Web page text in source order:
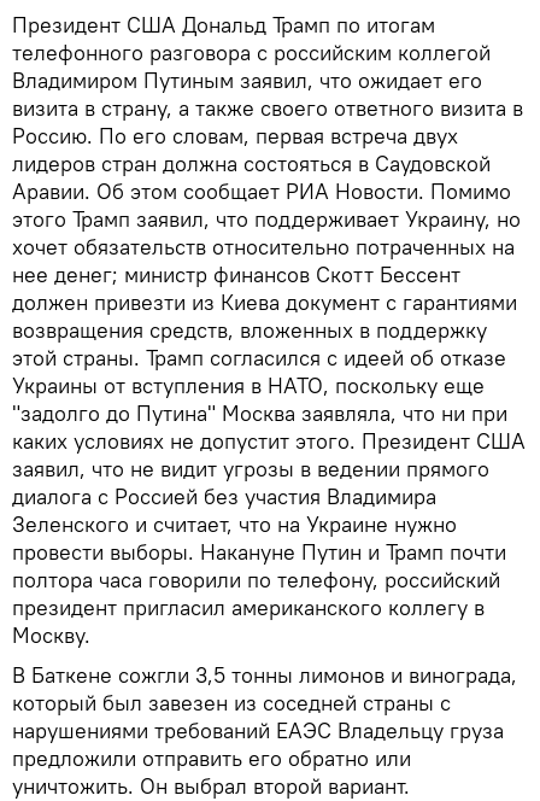
Президент США Дональд Трамп по итогам
телефонного разговора с российским коллегой
Владимиром Путиным заявил, что ожидает его
визита в страну, а также своего ответного визита в
Россию. По его словам, первая встреча двух
лидеров стран должна состояться в Саудовской
Аравии. Об этом сообщает РИА Новости. Помимо
этого Трамп заявил, что поддерживает Украину, но
хочет обязательств относительно потраченных на
нее денег; министр финансов Скотт Бессент
должен привезти из Киева документ с гарантиями
возвращения средств, вложенных в поддержку
этой страны. Трамп согласился с идеей об отказе
Украины от вступления в НАТО, поскольку еще
"задолго до Путина" Москва заявляла, что ни при
каких условиях не допустит этого. Президент США
заявил, что не видит угрозы в ведении прямого
диалога с Россией без участия Владимира
Зеленского и считает, что на Украине нужно
провести выборы. Накануне Путин и Трамп почти
полтора часа говорили по телефону, российский
президент пригласил американского коллегу в
Москву.
В Баткене сожгли 3,5 тонны лимонов и винограда,
который был завезен из соседней страны с
нарушениями требований ЕАЭС Владельцу груза
предложили отправить его обратно или
уничтожить. Он выбрал второй вариант.